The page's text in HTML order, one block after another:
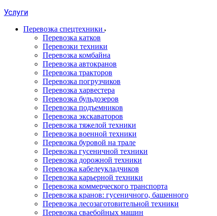
Услуги
Перевозка спецтехники
Перевозка катков
Перевозки техники
Перевозка комбайна
Перевозка автокранов
Перевозка тракторов
Перевозка погрузчиков
Перевозка харвестера
Перевозка бульдозеров
Перевозка подъемников
Перевозка экскаваторов
Перевозка тяжелой техники
Перевозка военной техники
Перевозка буровой на трале
Перевозка гусеничной техники
Перевозка дорожной техники
Перевозка кабелеукладчиков
Перевозка карьерной техники
Перевозка коммерческого транспорта
Перевозка кранов: гусеничного, башенного
Перевозка лесозаготовительной техники
Перевозка сваебойных машин